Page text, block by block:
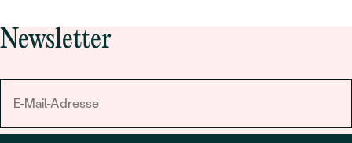
Newsletter